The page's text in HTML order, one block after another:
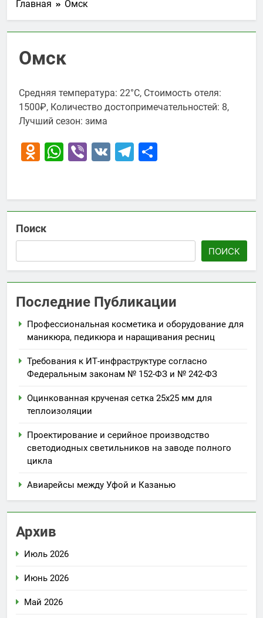
Главная Омск
Омск
Средняя температура: 22°C, Стоимость отеля:
1500₽, Количество достопримечательностей: 8,
Лучший сезон: зима
Odnoklassniki
WhatsApp
Viber
VK Telegram
Поиск
ПОИСК
Последние Публикации
Профессиональная косметика и оборудование для
маникюра, педикюра и наращивания ресниц
Требования к ИТ-инфраструктуре согласно
Федеральным законам № 152-ФЗ и № 242-ФЗ
Оцинкованная крученая сетка 25х25 мм для
теплоизоляции
Проектирование и серийное производство
светодиодных светильников на заводе полного
цикла
Авиарейсы между Уфой и Казанью
Архив
Июль 2026
Июнь 2026
Май 2026